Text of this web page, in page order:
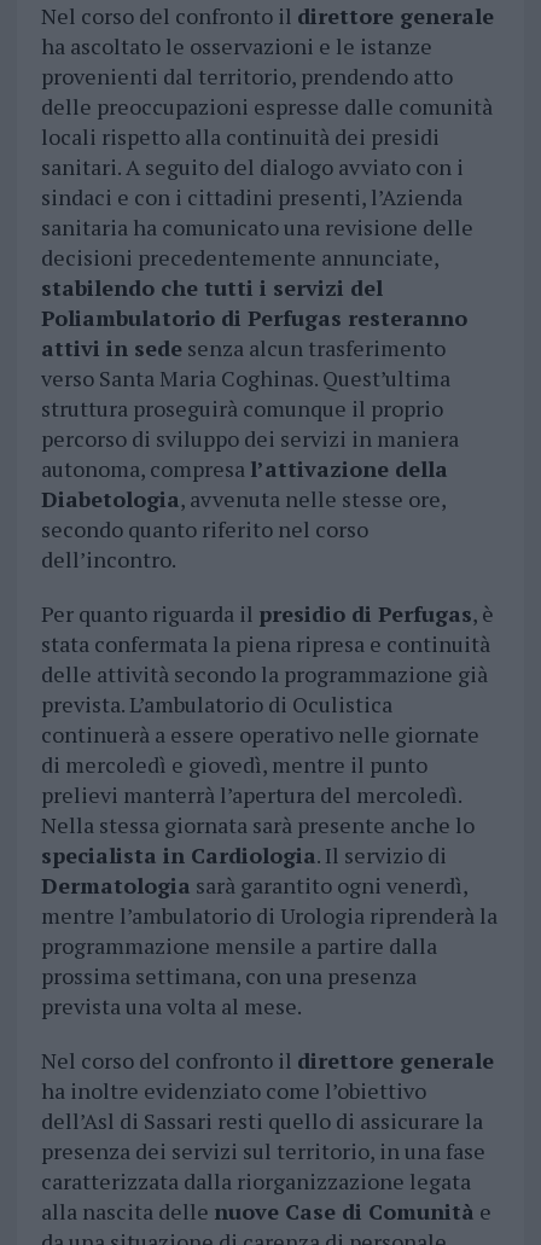
Nel corso del confronto il direttore generale
ha ascoltato le osservazioni e le istanze
provenienti dal territorio, prendendo atto
delle preoccupazioni espresse dalle comunità
locali rispetto alla continuità dei presidi
sanitari. A seguito del dialogo avviato con i
sindaci e con i cittadini presenti, l’Azienda
sanitaria ha comunicato una revisione delle
decisioni precedentemente annunciate,
stabilendo che tutti i servizi del
Poliambulatorio di Perfugas resteranno
attivi in sedesenza alcun trasferimento
verso Santa Maria Coghinas. Quest’ultima
struttura proseguirà comunque il proprio
percorso di sviluppo dei servizi in maniera
autonoma, compresa l’attivazione della
Diabetologia, avvenuta nelle stesse ore,
secondo quanto riferito nel corso
dell’incontro.
Per quanto riguarda il presidio di Perfugas, è
stata confermata la piena ripresa e continuità
delle attività secondo la programmazione già
prevista. L’ambulatorio di Oculistica
continuerà a essere operativo nelle giornate
di mercoledì e giovedì, mentre il punto
prelievi manterrà l’apertura del mercoledì.
Nella stessa giornata sarà presente anche lo
specialista in Cardiologia. Il servizio di
Dermatologia sarà garantito ogni venerdì,
mentre l’ambulatorio di Urologia riprenderà la
programmazione mensile a partire dalla
prossima settimana, con una presenza
prevista una volta al mese.
Nel corso del confronto il direttore generale
ha inoltre evidenziato come l’obiettivo
dell’Asl di Sassari resti quello di assicurare la
presenza dei servizi sul territorio, in una fase
caratterizzata dalla riorganizzazione legata
alla nascita delle nuove Case di Comunità e